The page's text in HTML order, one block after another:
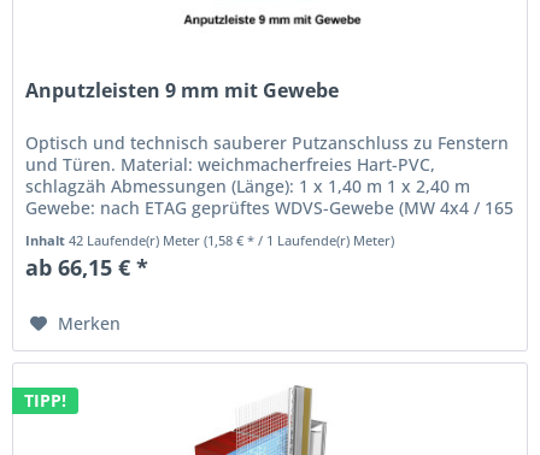
Anputzleisten 9 mm mit Gewebe
Optisch und technisch sauberer Putzanschluss zu Fenstern
und Türen. Material: weichmacherfreies Hart-PVC,
schlagzäh Abmessungen (Länge): 1 x 1,40 m 1 x 2,40 m
Gewebe: nach ETAG geprüftes WDVS-Gewebe (MW 4x4 / 165
Inhalt42 Laufende(r) Meter(1,58 € * / 1 Laufende(r) Meter)
ab 66,15 € *
Merken
TIPP!